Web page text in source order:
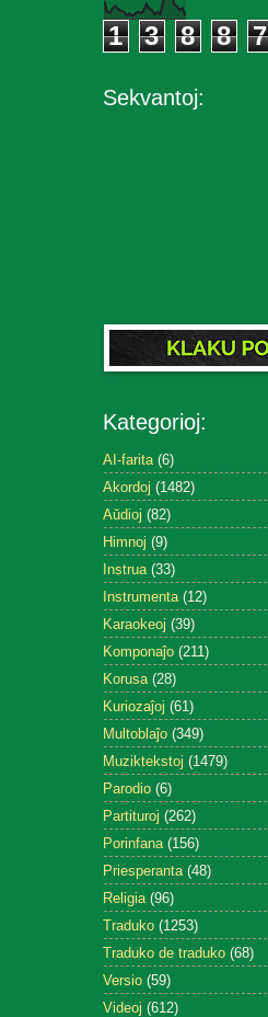
1 3 8 8 7
Sekvantoj:
Kategorioj:
AI-farita (6)
Akordoj (1482)
Aŭdioj (82)
Himnoj (9)
Instrua (33)
Instrumenta (12)
Karaokeoj (39)
Komponaĵo (211)
Korusa (28)
Kuriozaĵoj (61)
Multoblaĵo (349)
Muziktekstoj (1479)
Parodio (6)
Partituroj (262)
Porinfana (156)
Priesperanta (48)
Religia (96)
Traduko (1253)
Traduko de traduko (68)
Versio (59)
Videoj (612)